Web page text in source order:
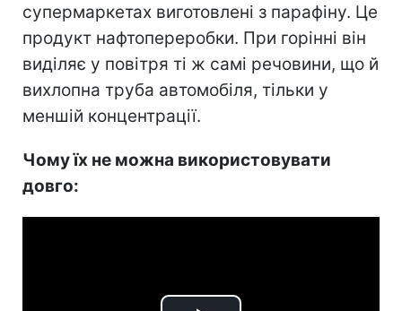
супермаркетах виготовлені з парафіну. Це
продукт нафтопереробки. При горінні він
виділяє у повітря ті ж самі речовини, що й
вихлопна труба автомобіля, тільки у
меншій концентрації.
Чому їх не можна використовувати
довго: